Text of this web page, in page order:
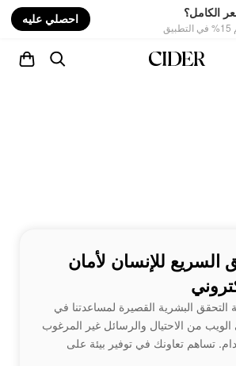
الكامل؟ احصلي عليه
السريع للإنسان لأمان
البشرية القصيرة لمساعدتنا في
من الاحتيال والرسائل غير المرغوب
تساهم تعاونك في توفير بيئة على